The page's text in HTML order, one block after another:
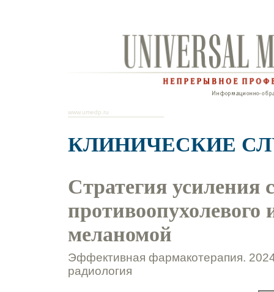
www.umedp.ru
КЛИНИЧЕСКИЕ
Стратегия усиления
меланомой
Эффективная фармакотерапия.
радиология